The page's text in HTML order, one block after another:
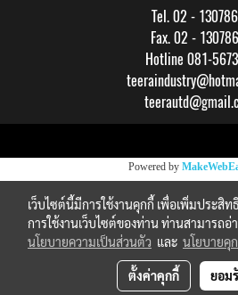
Tel. 02 -
Fax. 02 -
Hotline 081-
Powered by
เว็บไซต์นี้มีการใช้งานคุกกี้ เพื่อเพิ่มประ
การใช้งานเว็บไซต์ของท่าน ท่านสามารถอ่
นโยบายความเป็นส่วนตัว และ นโยบายคุ
ตั้งค่าคุกกี้ ยอม